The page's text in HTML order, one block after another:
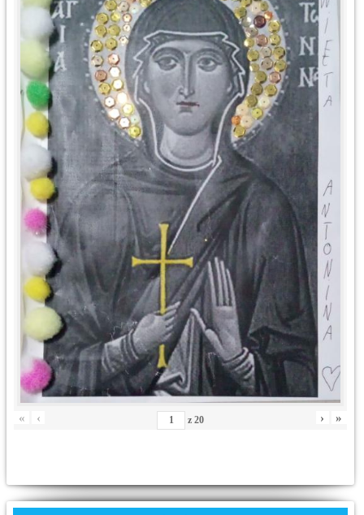
« ‹ z 20 › »